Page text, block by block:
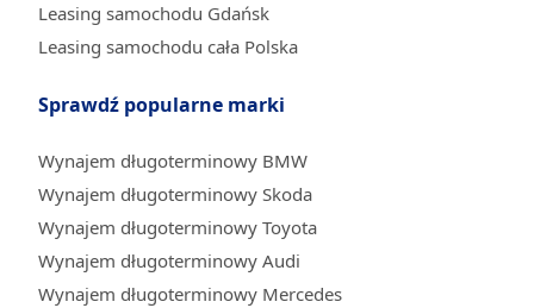
Leasing samochodu Gdańsk
Leasing samochodu cała Polska
Sprawdź popularne marki
Wynajem długoterminowy BMW
Wynajem długoterminowy Skoda
Wynajem długoterminowy Toyota
Wynajem długoterminowy Audi
Wynajem długoterminowy Mercedes